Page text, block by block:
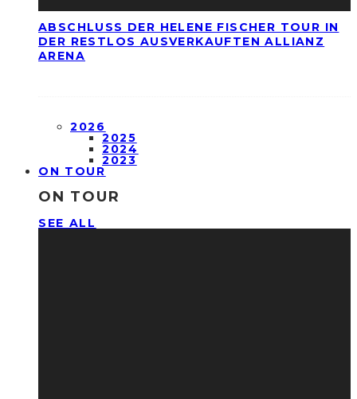
ABSCHLUSS DER HELENE FISCHER TOUR IN
DER RESTLOS AUSVERKAUFTEN ALLIANZ
ARENA
2026
2025
2024
2023
ON TOUR
ON TOUR
SEE ALL